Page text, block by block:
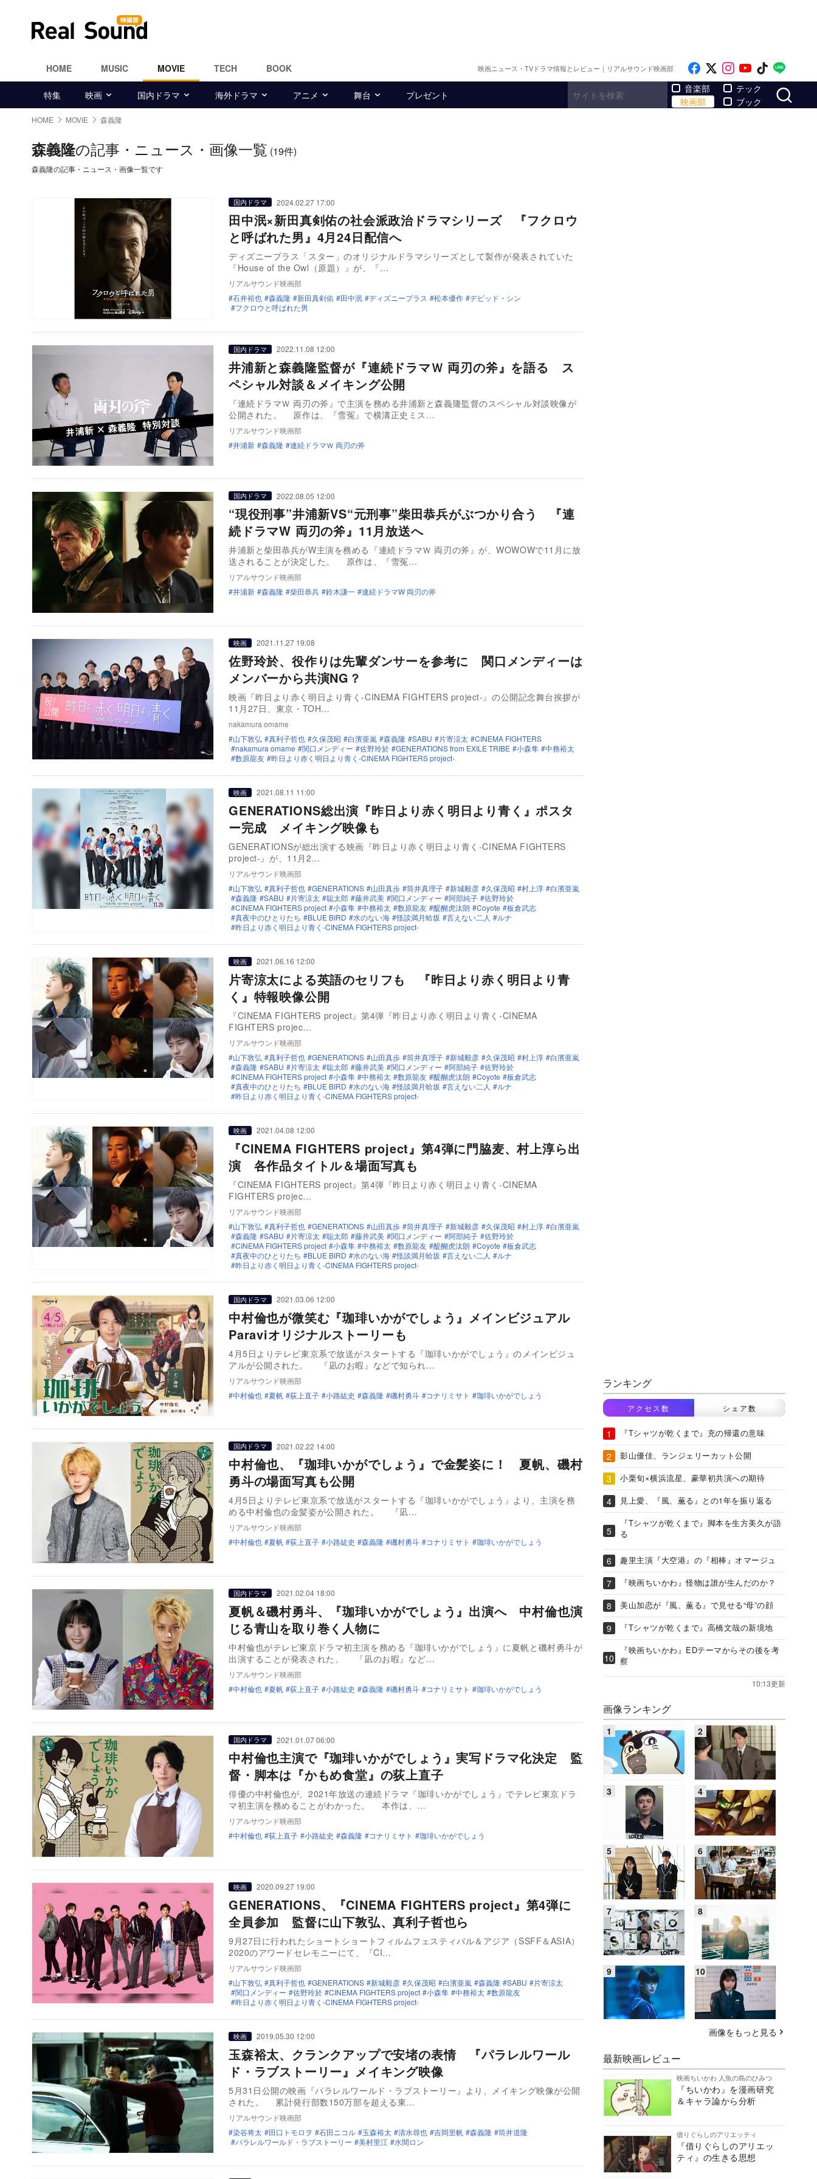
HOME MUSIC MOVIE TECH BOOK 映画ニュース・TVドラマ情報とレビュー｜リアルサウンド映画部 Like on Facebook
Follow on x
Follow on
Follow on
Follow
特集 映画 国内ドラマ 海外ドラマ アニメ 舞台 プレゼント
音楽部
映画部
テック
ブック
HOME MOVIE 森義隆
森義隆の記事・ニュース・画像一覧 (19件)
森義隆の記事・ニュース・画像一覧です
国内ドラマ 2024.02.27 17:00
田中泯×新田真剣佑の社会派政治ドラマシリーズ 『フクロウ
と呼ばれた男』4月24日配信へ
ディズニープラス「スター」のオリジナルドラマシリーズとして製作が発表されていた
『House of the Owl（原題）』が、『…
リアルサウンド映画部
石井裕也
森義隆 新田真剣佑 田中泯 ディズニープラス 松本優作
デビッド・シン
フクロウと呼ばれた男
国内ドラマ 2022.11.08 12:00
井浦新と森義隆監督が『連続ドラマＷ 両刃の斧』を語る ス
ペシャル対談＆メイキング公開
『連続ドラマＷ 両刃の斧』で主演を務める井浦新と森義隆監督のスペシャル対談映像が
公開された。 原作は、『雪冤』で横溝正史ミス…
リアルサウンド映画部
井浦新
森義隆 連続ドラマＷ 両刃の斧
国内ドラマ 2022.08.05 12:00
“現役刑事”井浦新VS“元刑事”柴田恭兵がぶつかり合う 『連
続ドラマW 両刃の斧』11月放送へ
井浦新と柴田恭兵がW主演を務める『連続ドラマＷ 両刃の斧』が、WOWOWで11月に放
送されることが決定した。 原作は、『雪冤…
リアルサウンド映画部
井浦新
森義隆 柴田恭兵 鈴木謙一 連続ドラマW 両刃の斧
映画 2021.11.27 19:08
佐野玲於、役作りは先輩ダンサーを参考に 関口メンディーは
メンバーから共演NG？
映画『昨日より赤く明日より青く-CINEMA FIGHTERS project-』の公開記念舞台挨拶が
11月27日、東京・TOH…
nakamura omame
山下敦弘
真利子哲也 久保茂昭 白濱亜嵐 森義隆 SABU 片寄涼太
CINEMA FIGHTERS
nakamura omame
関口メンディー 佐野玲於 GENERATIONS from EXILE TRIBE 小森隼
中務裕太
数原龍友
昨日より赤く明日より青く-CINEMA FIGHTERS project-
映画 2021.08.11 11:00
GENERATIONS総出演『昨日より赤く明日より青く』ポスタ
ー完成 メイキング映像も
GENERATIONSが総出演する映画『昨日より赤く明日より青く-CINEMA FIGHTERS
project-』が、11月2…
リアルサウンド映画部
山下敦弘
真利子哲也 GENERATIONS 山田真歩 筒井真理子 新城毅彦 久保茂昭 村上淳
白濱亜嵐
森義隆
SABU 片寄涼太 聡太郎 藤井武美 関口メンディー 阿部純子
佐野玲於
CINEMA FIGHTERS project
小森隼 中務裕太 数原龍友 醍醐虎汰朗 Coyote
板倉武志
真夜中のひとりたち
BLUE BIRD 水のない海 怪談満月蛤坂 言えない二人
ルナ
昨日より赤く明日より青く-CINEMA FIGHTERS project-
映画 2021.06.16 12:00
片寄涼太による英語のセリフも 『昨日より赤く明日より青
く』特報映像公開
『CINEMA FIGHTERS project』第4弾『昨日より赤く明日より青く-CINEMA
FIGHTERS projec…
リアルサウンド映画部
山下敦弘
真利子哲也 GENERATIONS 山田真歩 筒井真理子 新城毅彦 久保茂昭 村上淳
白濱亜嵐
森義隆
SABU 片寄涼太 聡太郎 藤井武美 関口メンディー 阿部純子
佐野玲於
CINEMA FIGHTERS project
小森隼 中務裕太 数原龍友 醍醐虎汰朗 Coyote
板倉武志
真夜中のひとりたち
BLUE BIRD 水のない海 怪談満月蛤坂 言えない二人
ルナ
昨日より赤く明日より青く-CINEMA FIGHTERS project-
映画 2021.04.08 12:00
『CINEMA FIGHTERS project』第4弾に門脇麦、村上淳ら出
演 各作品タイトル＆場面写真も
『CINEMA FIGHTERS project』第4弾『昨日より赤く明日より青く-CINEMA
FIGHTERS projec…
リアルサウンド映画部
山下敦弘
真利子哲也 GENERATIONS 山田真歩 筒井真理子 新城毅彦 久保茂昭 村上淳
白濱亜嵐
森義隆
SABU 片寄涼太 聡太郎 藤井武美 関口メンディー 阿部純子
佐野玲於
CINEMA FIGHTERS project
小森隼 中務裕太 数原龍友 醍醐虎汰朗 Coyote
板倉武志
真夜中のひとりたち
BLUE BIRD 水のない海 怪談満月蛤坂 言えない二人
ルナ
昨日より赤く明日より青く-CINEMA FIGHTERS project-
国内ドラマ 2021.03.06 12:00
中村倫也が微笑む『珈琲いかがでしょう』メインビジュアル
Paraviオリジナルストーリーも
4月5日よりテレビ東京系で放送がスタートする『珈琲いかがでしょう』のメインビジュ
アルが公開された。 『凪のお暇』などで知られ…
リアルサウンド映画部
中村倫也
夏帆 荻上直子 小路紘史 森義隆 磯村勇斗 コナリミサト 珈琲いかがでしょう
国内ドラマ 2021.02.22 14:00
中村倫也、『珈琲いかがでしょう』で金髪姿に！ 夏帆、磯村
勇斗の場面写真も公開
4月5日よりテレビ東京系で放送がスタートする『珈琲いかがでしょう』より、主演を務
める中村倫也の金髪姿が公開された。 『凪…
リアルサウンド映画部
中村倫也
夏帆 荻上直子 小路紘史 森義隆 磯村勇斗 コナリミサト 珈琲いかがでしょう
国内ドラマ 2021.02.04 18:00
夏帆＆磯村勇斗、『珈琲いかがでしょう』出演へ 中村倫也演
じる青山を取り巻く人物に
中村倫也がテレビ東京ドラマ初主演を務める『珈琲いかがでしょう』に夏帆と磯村勇斗が
出演することが発表された。 『凪のお暇』など…
リアルサウンド映画部
中村倫也
夏帆 荻上直子 小路紘史 森義隆 磯村勇斗 コナリミサト 珈琲いかがでしょう
国内ドラマ 2021.01.07 06:00
中村倫也主演で『珈琲いかがでしょう』実写ドラマ化決定 監
督・脚本は『かもめ食堂』の荻上直子
俳優の中村倫也が、2021年放送の連続ドラマ『珈琲いかがでしょう』でテレビ東京ドラ
マ初主演を務めることがわかった。 本作は、…
リアルサウンド映画部
中村倫也
荻上直子 小路紘史 森義隆 コナリミサト 珈琲いかがでしょう
映画 2020.09.27 19:00
GENERATIONS、『CINEMA FIGHTERS project』第4弾に
全員参加 監督に山下敦弘、真利子哲也ら
9月27日に行われたショートショートフィルムフェスティバル＆アジア（SSFF＆ASIA）
2020のアワードセレモニーにて、『CI…
リアルサウンド映画部
山下敦弘
真利子哲也 GENERATIONS 新城毅彦 久保茂昭 白濱亜嵐 森義隆 SABU
片寄涼太
関口メンディー
佐野玲於 CINEMA FIGHTERS project 小森隼 中務裕太
数原龍友
昨日より赤く明日より青く-CINEMA FIGHTERS project-
映画 2019.05.30 12:00
玉森裕太、クランクアップで安堵の表情 『パラレルワール
ド・ラブストーリー』メイキング映像
5月31日公開の映画『パラレルワールド・ラブストーリー』より、メイキング映像が公開
された。 累計発行部数150万部を超える東…
リアルサウンド映画部
染谷将太
田口トモロヲ 石田ニコル 玉森裕太 清水尋也 吉岡里帆 森義隆
筒井道隆
パラレルワールド・ラブストーリー
美村里江 水間ロン
ランキング
アクセス数 シェア数
『Tシャツが乾くまで』充の帰還の意味
影山優佳、ランジェリーカット公開
小栗旬×横浜流星、豪華初共演への期待
見上愛、『風、薫る』との1年を振り返る
『Tシャツが乾くまで』脚本を生方美久が語
る
趣里主演『大空港』の『相棒』オマージュ
『映画ちいかわ』怪物は誰が生んだのか？
美山加恋が『風、薫る』で見せる“母”の顔
『Tシャツが乾くまで』高橋文哉の新境地
『映画ちいかわ』EDテーマからその後を考
察
10:13更新
画像ランキング
画像をもっと見る
最新映画レビュー
映画ちいかわ 人魚の島のひみつ
『ちいかわ』を漫画研究
＆キャラ論から分析
借りぐらしのアリエッティ
『借りぐらしのアリエッ
ティ』の生きる思想